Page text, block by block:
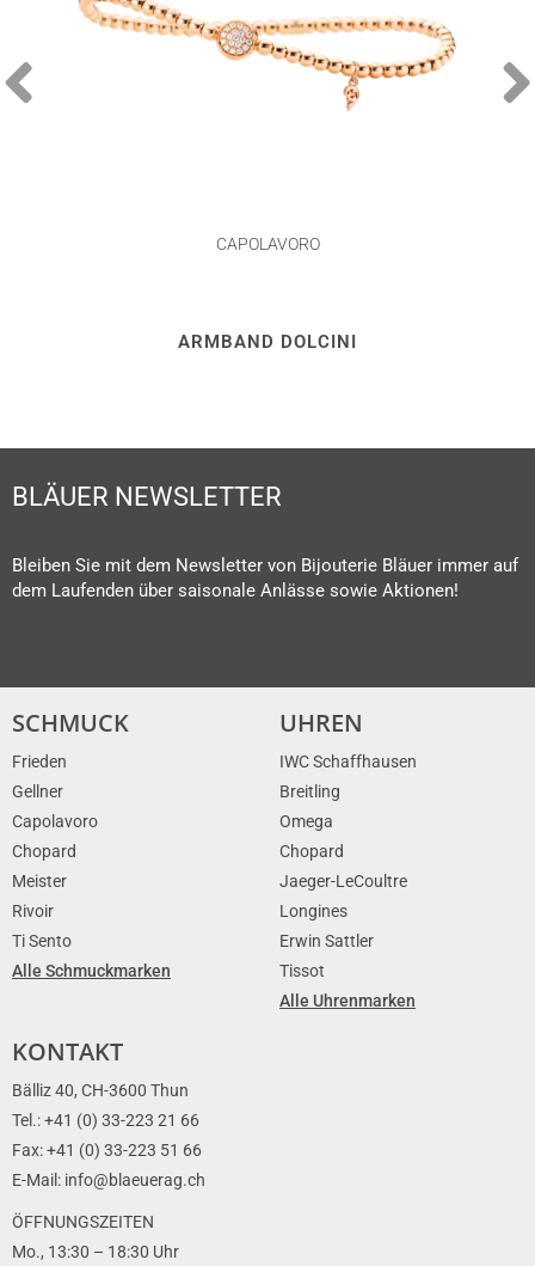
CAPOLAVORO
ARMBAND DOLCINI
BLÄUER NEWSLETTER
Bleiben Sie mit dem Newsletter von Bijouterie Bläuer immer auf
dem Laufenden über saisonale Anlässe sowie Aktionen!
SCHMUCK
Frieden
Gellner
Capolavoro
Chopard
Meister
Rivoir
Ti Sento
Alle Schmuckmarken
UHREN
IWC Schaffhausen
Breitling
Omega
Chopard
Jaeger-LeCoultre
Longines
Erwin Sattler
Tissot
Alle Uhrenmarken
KONTAKT
Bälliz 40, CH-3600 Thun
Tel.: +41 (0) 33-223 21 66
Fax: +41 (0) 33-223 51 66
E-Mail: info@blaeuerag.ch
ÖFFNUNGSZEITEN
Mo., 13:30 – 18:30 Uhr